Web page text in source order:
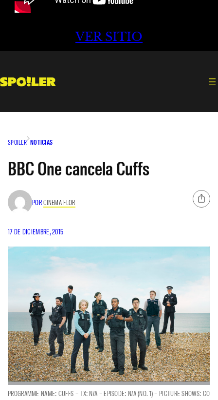
VER SITIO
SPOILER NOTICIAS
BBC One cancela Cuffs
PORCINEMA FLOR
17 DE DICIEMBRE, 2015
PROGRAMME NAME: CUFFS – TX: N/A – EPISODE: N/A (NO. 1) – PICTURE SHOWS: CO